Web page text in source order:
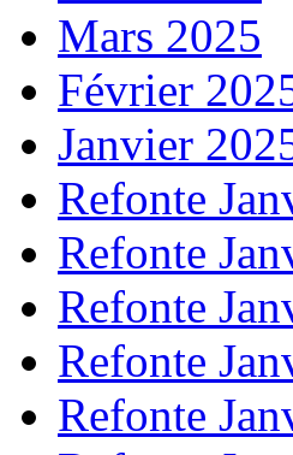
Mars 2025
Février
Janvier
Refonte
Refonte
Refonte
Refonte
Refonte